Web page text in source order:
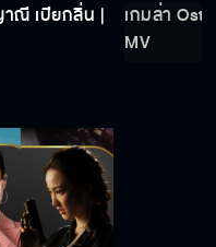
ณี เปียกลิ่น |
เกมล่า
MV